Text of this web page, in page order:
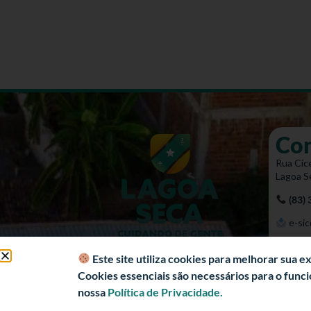
Rua
Lagoa
(83)
e-
Este site utiliza cookies para melhorar sua
Cookies essenciais são necessários para o
nossa Política de Privacidade.